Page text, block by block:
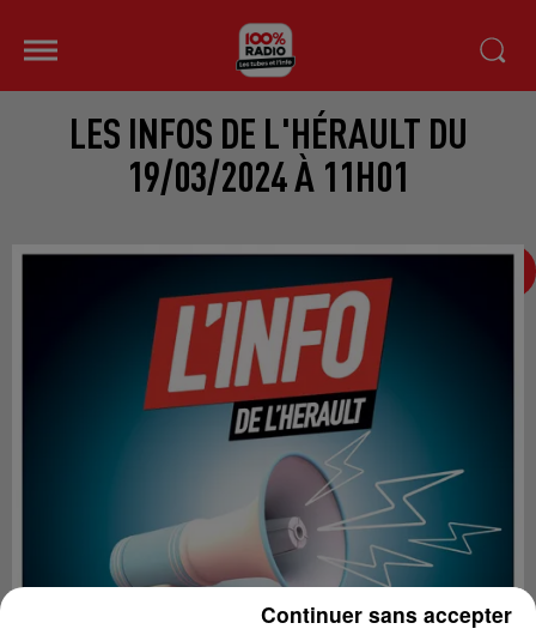
LES INFOS DE L'HÉRAULT DU
19/03/2024 À 11H01
Continuer sans accepter